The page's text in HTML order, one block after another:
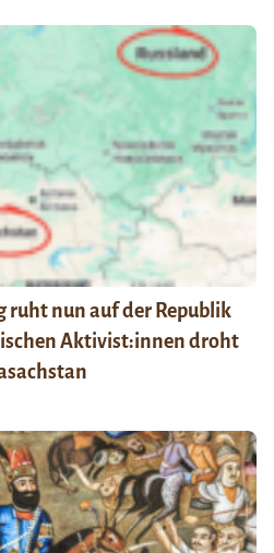
ruht nun auf der Republik
Aktivist:innen droht